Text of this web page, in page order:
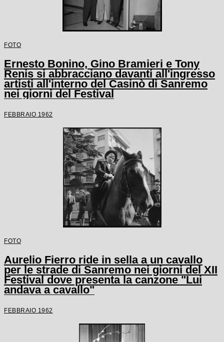
FOTO
Ernesto Bonino, Gino Bramieri e Tony
Renis si abbracciano davanti all'ingresso
artisti all'interno del Casinò di Sanremo
nei giorni del Festival
FEBBRAIO 1962
FOTO
Aurelio Fierro ride in sella a un cavallo
per le strade di Sanremo nei giorni del XII
Festival dove presenta la canzone "Lui
andava a cavallo"
FEBBRAIO 1962